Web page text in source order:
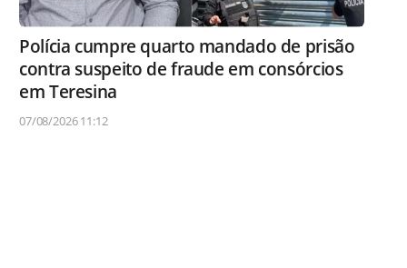
Polícia cumpre quarto mandado de prisão
contra suspeito de fraude em consórcios
em Teresina
07/08/2026 11:12